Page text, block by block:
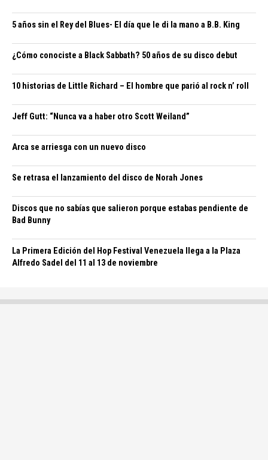
5 años sin el Rey del Blues- El día que le di la mano a B.B. King
¿Cómo conociste a Black Sabbath? 50 años de su disco debut
10 historias de Little Richard – El hombre que parió al rock n’ roll
Jeff Gutt: “Nunca va a haber otro Scott Weiland”
Arca se arriesga con un nuevo disco
Se retrasa el lanzamiento del disco de Norah Jones
Discos que no sabías que salieron porque estabas pendiente de
Bad Bunny
La Primera Edición del Hop Festival Venezuela llega a la Plaza
Alfredo Sadel del 11 al 13 de noviembre